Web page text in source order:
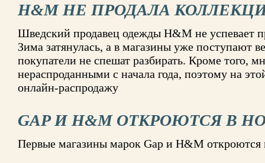
H&M НЕ ПРОДАЛА
Шведский продавец одежды H&M не успевает
Зима затянулась, а в магазины уже поступают
покупатели не спешат разбирать. Кроме того,
нераспроданными с начала года, поэтому на
онлайн-распродажу
GAP И H&M ОТКРОЮТСЯ В
Первые магазины марок Gap и H&M откроются